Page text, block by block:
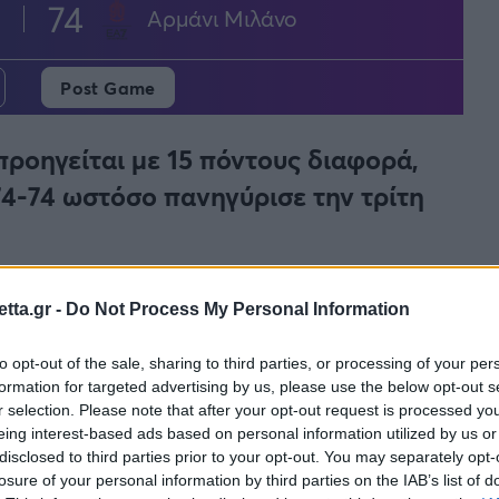
- Do Not Process My Personal Information
opt-out of the sale, sharing to third parties, or processing of your
for targeted advertising by us, please use the below opt-out
selection. Please note that after your opt-out request is processed
interest-based ads based on personal information utilized by us
to third parties prior to your opt-out. You may separately
of your personal information by third parties on the IAB’s list of
74 Αρμάνι Μιλάνο
Post Game
με 15 πόντους διαφορά,
74 ωστόσο πανηγύρισε την τρίτη
νίκη του στην
μεγαλύτερο διάστημα του αγώνα έπαιξαν
επίθεση, αλλά στο τελευταίο πεντάλεπτο…
τονΜουσταφά Φαλμετατράπηκε σε
ανέβηκε κι άλλο στην κατάταξη.